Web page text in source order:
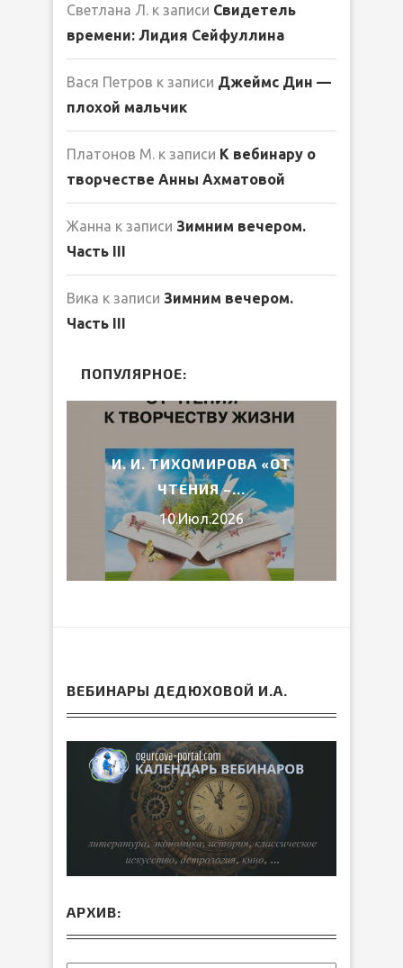
Светлана Л. к записи Свидетель
времени: Лидия Сейфуллина
Вася Петров к записи Джеймс Дин —
плохой мальчик
Платонов М. к записи К вебинару о
творчестве Анны Ахматовой
Жанна к записи Зимним вечером.
Часть III
Вика к записи Зимним вечером.
Часть III
ПОПУЛЯРНОЕ:
И. И. ТИХОМИРОВА «ОТ
ЧТЕНИЯ –...
10.Июл.2026
ВЕБИНАРЫ ДЕДЮХОВОЙ И.А.
АРХИВ: